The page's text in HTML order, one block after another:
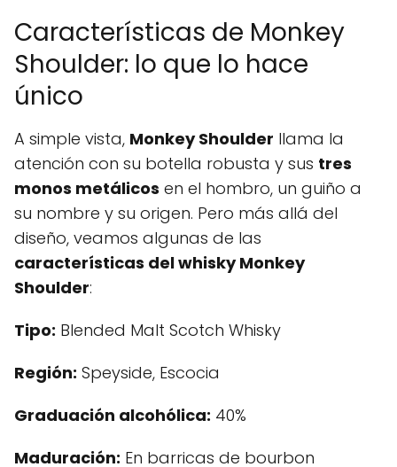
Características de Monkey
Shoulder: lo que lo hace
único
A simple vista, Monkey Shoulder llama la
atención con su botella robusta y sus tres
monos metálicos en el hombro, un guiño a
su nombre y su origen. Pero más allá del
diseño, veamos algunas de las
características del whisky Monkey
Shoulder:
Tipo: Blended Malt Scotch Whisky
Región: Speyside, Escocia
Graduación alcohólica: 40%
Maduración: En barricas de bourbon